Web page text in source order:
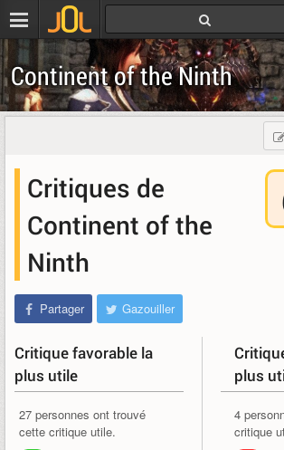
Continent of the Ninth
Critiques de
Continent of the
Ninth
Partager Gazouiller
Critique favorable la
plus utile
plus
27 personnes ont trouvé
cette critique utile.
4
critique